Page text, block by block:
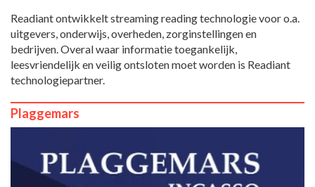
Readiant ontwikkelt streaming reading technologie voor o.a.
uitgevers, onderwijs, overheden, zorginstellingen en
bedrijven. Overal waar informatie toegankelijk,
leesvriendelijk en veilig ontsloten moet worden is Readiant
technologiepartner.
Plaggemars